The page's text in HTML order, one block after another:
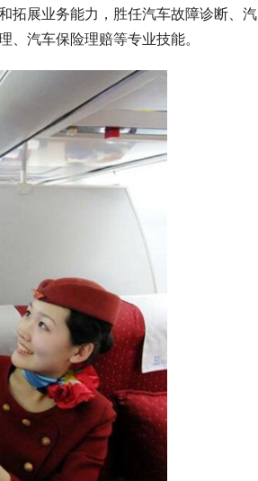
拓展业务能力，胜任汽车故障诊断、汽
汽车保险理赔等专业技能。